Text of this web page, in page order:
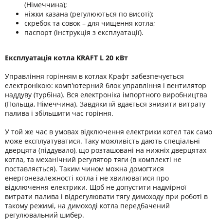
(Німеччина);
ніжки казана (регулюються по висоті);
скребок та совок – для чищення котла;
паспорт (інструкція з експлуатації).
Експлуатація котла KRAFT L 20 кВт
Управління горінням в котлах Крафт забезпечується
електронікою: комп'ютерний блок управління і вентилятор
наддуву (турбіна). Вся електроніка імпортного виробництва
(Польща, Німеччина). Завдяки їй вдається знизити витрату
палива і збільшити час горіння.
У той же час в умовах відключення електрики котел так само
може експлуатуватися. Таку можливість дають спеціальні
дверцята (піддувало), що розташовані на нижніх дверцятах
котла, та механічний регулятор тяги (в комплекті не
поставляється). Таким чином можна домогтися
енергонезалежності котла і не хвилюватися про
відключення електрики. Щоб не допустити надмірної
витрати палива і відрегулювати тягу димоходу при роботі в
такому режимі, на димоході котла передбачений
регулювальний шибер.